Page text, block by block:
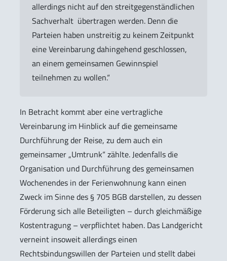
allerdings nicht auf den streitgegenständlichen
Sachverhalt übertragen werden. Denn die
Parteien haben unstreitig zu keinem Zeitpunkt
eine Vereinbarung dahingehend geschlossen,
an einem gemeinsamen Gewinnspiel
teilnehmen zu wollen.“
In Betracht kommt aber eine vertragliche
Vereinbarung im Hinblick auf die gemeinsame
Durchführung der Reise, zu dem auch ein
gemeinsamer „Umtrunk“ zählte. Jedenfalls die
Organisation und Durchführung des gemeinsamen
Wochenendes in der Ferienwohnung kann einen
Zweck im Sinne des § 705 BGB darstellen, zu dessen
Förderung sich alle Beteiligten – durch gleichmäßige
Kostentragung – verpflichtet haben. Das Landgericht
verneint insoweit allerdings einen
Rechtsbindungswillen der Parteien und stellt dabei